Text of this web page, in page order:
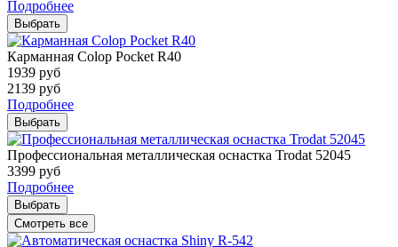
Подробнее
Выбрать
Карманная Colop Pocket R40
1939 руб
2139 руб
Подробнее
Выбрать
Профессиональная металлическая оснастка Trodat 52045
3399 руб
Подробнее
Выбрать
Смотреть все